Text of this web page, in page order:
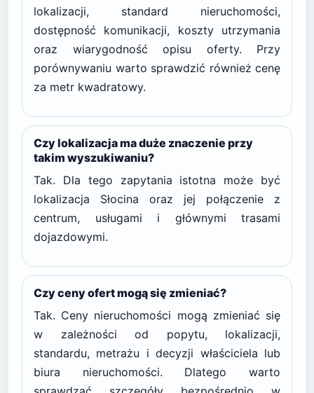
lokalizacji, standard nieruchomości,
dostępność komunikacji, koszty utrzymania
oraz wiarygodność opisu oferty. Przy
porównywaniu warto sprawdzić również cenę
za metr kwadratowy.
Czy lokalizacja ma duże znaczenie przy
takim wyszukiwaniu?
Tak. Dla tego zapytania istotna może być
lokalizacja Słocina oraz jej połączenie z
centrum, usługami i głównymi trasami
dojazdowymi.
Czy ceny ofert mogą się zmieniać?
Tak. Ceny nieruchomości mogą zmieniać się
w zależności od popytu, lokalizacji,
standardu, metrażu i decyzji właściciela lub
biura nieruchomości. Dlatego warto